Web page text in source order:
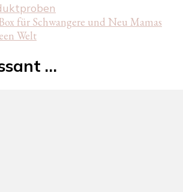
für Schwangere und Neu Mamas
Welt
…